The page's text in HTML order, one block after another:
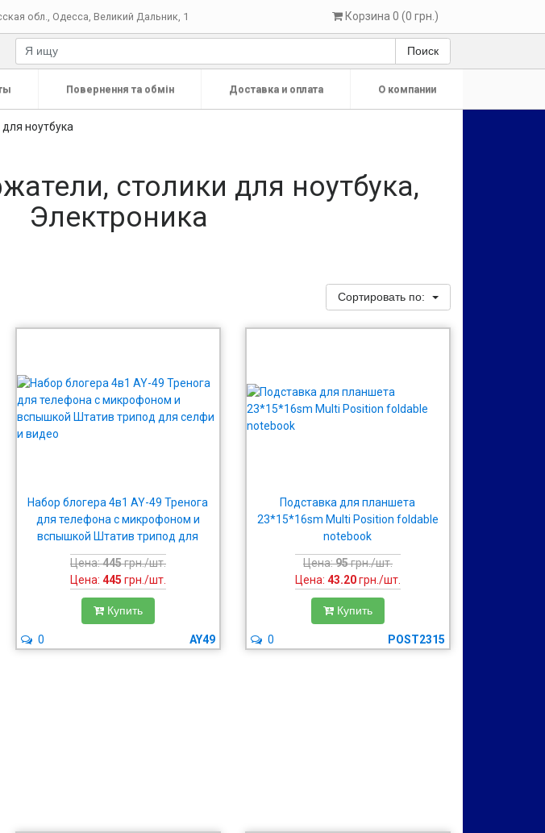
обл. Одесса Великий Дальник, 1 Корзина 0 (0 грн.)
Поиск
Повернення та обмін Доставка и оплата О компании
ноутбука
столики для ноутбука,
Электроника
Сортировать по:
Набор блогера 4в1 AY-49 Тренога
для телефона с микрофоном и
вспышкой Штатив трипод для
селфи и видео
Цена:445грн./шт.
Цена: 445 грн./шт.
Купить
AY49
0
Подставка для планшета
23*15*16sm Multi Position foldable
notebook
Цена:95грн./шт.
Цена: 43.20грн./шт.
Купить
POST2315
0